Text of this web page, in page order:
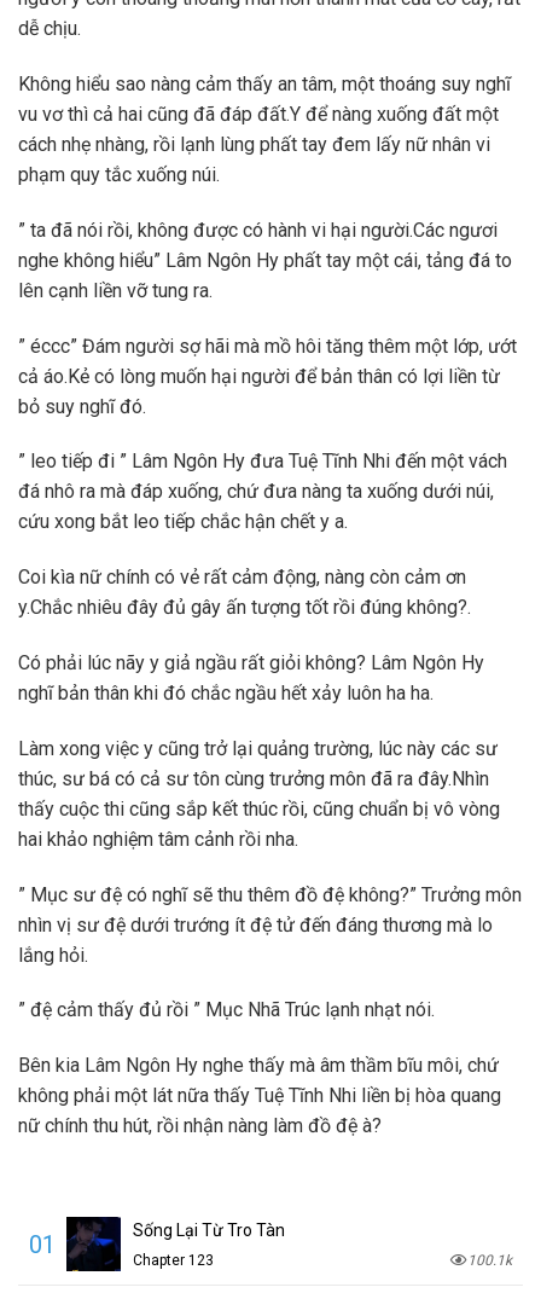
dễ chịu.
Không hiểu sao nàng cảm thấy an tâm, một thoáng suy nghĩ
vu vơ thì cả hai cũng đã đáp đất.Y để nàng xuống đất một
cách nhẹ nhàng, rồi lạnh lùng phất tay đem lấy nữ nhân vi
phạm quy tắc xuống núi.
” ta đã nói rồi, không được có hành vi hại người.Các ngươi
nghe không hiểu” Lâm Ngôn Hy phất tay một cái, tảng đá to
lên cạnh liền vỡ tung ra.
” éccc” Đám người sợ hãi mà mồ hôi tăng thêm một lớp, ướt
cả áo.Kẻ có lòng muốn hại người để bản thân có lợi liền từ
bỏ suy nghĩ đó.
” leo tiếp đi ” Lâm Ngôn Hy đưa Tuệ Tĩnh Nhi đến một vách
đá nhô ra mà đáp xuống, chứ đưa nàng ta xuống dưới núi,
cứu xong bắt leo tiếp chắc hận chết y a.
Coi kìa nữ chính có vẻ rất cảm động, nàng còn cảm ơn
y.Chắc nhiêu đây đủ gây ấn tượng tốt rồi đúng không?.
Có phải lúc nãy y giả ngầu rất giỏi không? Lâm Ngôn Hy
nghĩ bản thân khi đó chắc ngầu hết xảy luôn ha ha.
Làm xong việc y cũng trở lại quảng trường, lúc này các sư
thúc, sư bá có cả sư tôn cùng trưởng môn đã ra đây.Nhìn
thấy cuộc thi cũng sắp kết thúc rồi, cũng chuẩn bị vô vòng
hai khảo nghiệm tâm cảnh rồi nha.
” Mục sư đệ có nghĩ sẽ thu thêm đồ đệ không?” Trưởng môn
nhìn vị sư đệ dưới trướng ít đệ tử đến đáng thương mà lo
lắng hỏi.
” đệ cảm thấy đủ rồi ” Mục Nhã Trúc lạnh nhạt nói.
Bên kia Lâm Ngôn Hy nghe thấy mà âm thầm bĩu môi, chứ
không phải một lát nữa thấy Tuệ Tĩnh Nhi liền bị hòa quang
nữ chính thu hút, rồi nhận nàng làm đồ đệ à?
01 Sống Lại Từ Tro Tàn
Chapter 123 100.1k